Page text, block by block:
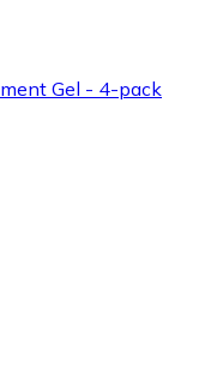
Gel - 4-pack